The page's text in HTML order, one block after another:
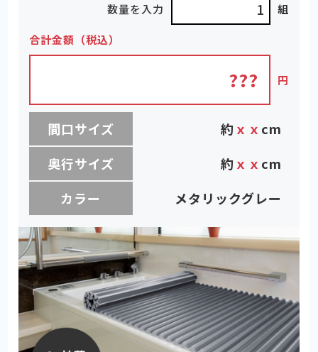
数量を入力 組
合計金額（税込）
??? 円
間口サイズ 約ｘｘ cm
奥行サイズ
約ｘｘ cm
カラー
メタリックグレー